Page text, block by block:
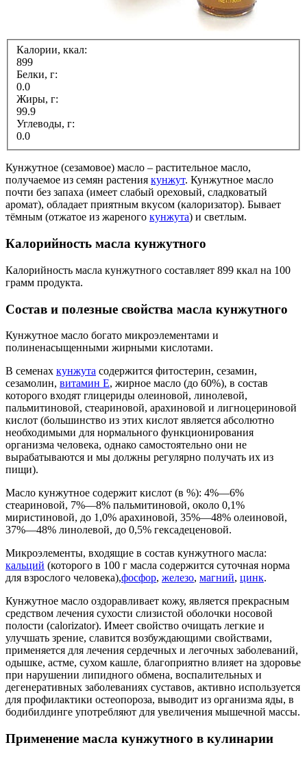
Калории, ккал:
899
Белки, г:
0.0
Жиры, г:
99.9
Углеводы, г:
0.0
Кунжутное (сезамовое) масло – растительное масло,
получаемое из семян растения кунжут. Кунжутное масло
почти без запаха (имеет слабый ореховый, сладковатый
аромат), обладает приятным вкусом (калоризатор). Бывает
тёмным (отжатое из жареного кунжута) и светлым.
Калорийность масла кунжутного
Калорийность масла кунжутного составляет 899 ккал на 100
грамм продукта.
Состав и полезные свойства масла кунжутного
Кунжутное масло богато микроэлементами и
полиненасыщенными жирными кислотами.
В семенах кунжута содержится фитостерин, сезамин,
сезамолин, витамин Е, жирное масло (до 60%), в состав
которого входят глицериды олеиновой, линолевой,
пальмитиновой, стеариновой, арахиновой и лигноцериновой
кислот (большинство из этих кислот является абсолютно
необходимыми для нормального функционирования
организма человека, однако самостоятельно они не
вырабатываются и мы должны регулярно получать их из
пищи).
Масло кунжутное содержит кислот (в %): 4%—6%
стеариновой, 7%—8% пальмитиновой, около 0,1%
миристиновой, до 1,0% арахиновой, 35%—48% олеиновой,
37%—48% линолевой, до 0,5% гексадеценовой.
Микроэлементы, входящие в состав кунжутного масла:
кальций (которого в 100 г масла содержится суточная норма
для взрослого человека),фосфор, железо, магний, цинк.
Кунжутное масло оздоравливает кожу, является прекрасным
средством лечения сухости слизистой оболочки носовой
полости (calorizator). Имеет свойство очищать легкие и
улучшать зрение, славится возбуждающими свойствами,
применяется для лечения сердечных и легочных заболеваний,
одышке, астме, сухом кашле, благоприятно влияет на здоровье
при нарушении липидного обмена, воспалительных и
дегенеративных заболеваниях суставов, активно используется
для профилактики остеопороза, выводит из организма яды, в
бодибилдинге употребляют для увеличения мышечной массы.
Применение масла кунжутного в кулинарии